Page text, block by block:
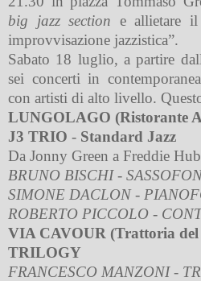
big jazz section e allietare
improvvisazione jazzistica”.
Sabato 18 luglio, a partire
sei concerti in
con artisti di alto livello.
LUNGOLAGO (Ristorante
J3 TRIO - Standard Jazz
Da Jonny Green a Freddie
BRUNO BISCHI -
SIMONE DACLON -
ROBERTO PICCOLO -
VIA CAVOUR (Trattoria del
TRILOGY
FRANCESCO MANZONI -